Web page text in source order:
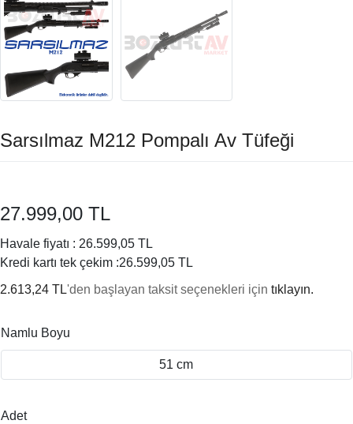
Sarsılmaz M212 Pompalı Av Tüfeği
27.999,00 TL
Havale fiyatı : 26.599,05 TL
Kredi kartı tek çekim :26.599,05 TL
2.613,24 TL'den başlayan taksit seçenekleri için tıklayın.
Namlu Boyu
51 cm
Adet